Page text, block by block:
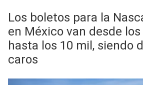
Los boletos para la
en México van desde
hasta los 10 mil, siendo
caros